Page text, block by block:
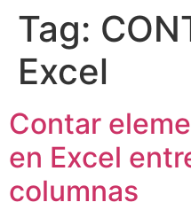
Tag:
Excel
Contar
en Excel
columnas